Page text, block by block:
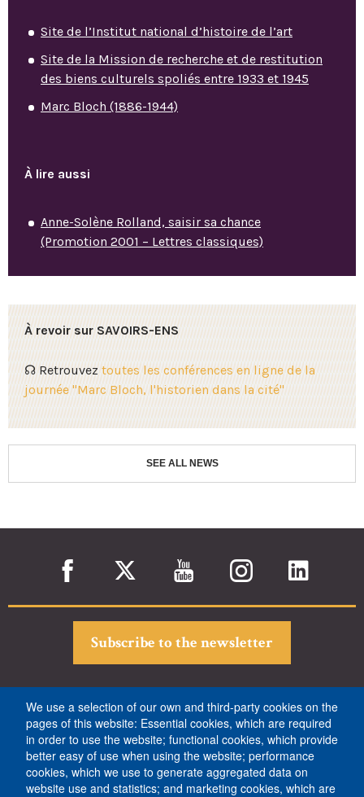
Site de l’Institut national d’histoire de l’art
Site de la Mission de recherche et de restitution
des biens culturels spoliés entre 1933 et 1945
Marc Bloch (1886-1944)
À lire aussi
Anne-Solène Rolland, saisir sa chance
(Promotion 2001 – Lettres classiques)
À revoir sur SAVOIRS-ENS
☊ Retrouveztoutes les conférences en ligne de la
journée "Marc Bloch, l'historien dans la cité"
SEE ALL NEWS
Subscribe to the newsletter
École normale supérieure - PSL
45 rue d’Ulm
F-75230 Paris cedex 05
Tél. +33 (0)1 44 32 30 00 (standard)
We use a selection of our own and third-party cookies on the
pages of this website: Essential cookies, which are required
in order to use the website; functional cookies, which provide
better easy of use when using the website; performance
cookies, which we use to generate aggregated data on
website use and statistics; and marketing cookies, which are